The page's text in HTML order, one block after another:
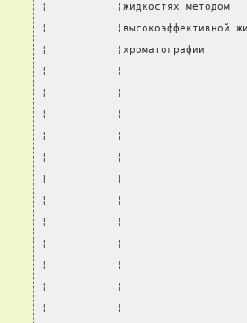
¦           ¦жидкостях
¦           ¦высокоэффективной
¦           ¦хроматографии
¦           ¦
¦           ¦
¦           ¦
¦           ¦
¦           ¦
¦           ¦
¦           ¦
¦           ¦
¦           ¦
¦           ¦
¦           ¦
¦           ¦